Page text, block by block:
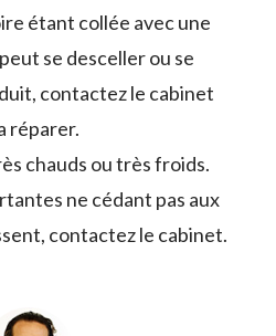
étant collée avec une
se desceller ou se
contactez le cabinet
réparer.
chauds ou très froids.
ne cédant pas aux
contactez le cabinet.